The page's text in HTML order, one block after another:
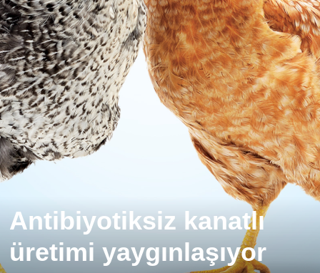
Antibiyotiksiz kanatlı
üretimi yaygınlaşıyor